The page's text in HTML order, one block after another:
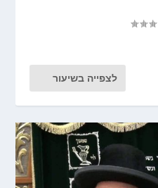
לצפייה בשיעור